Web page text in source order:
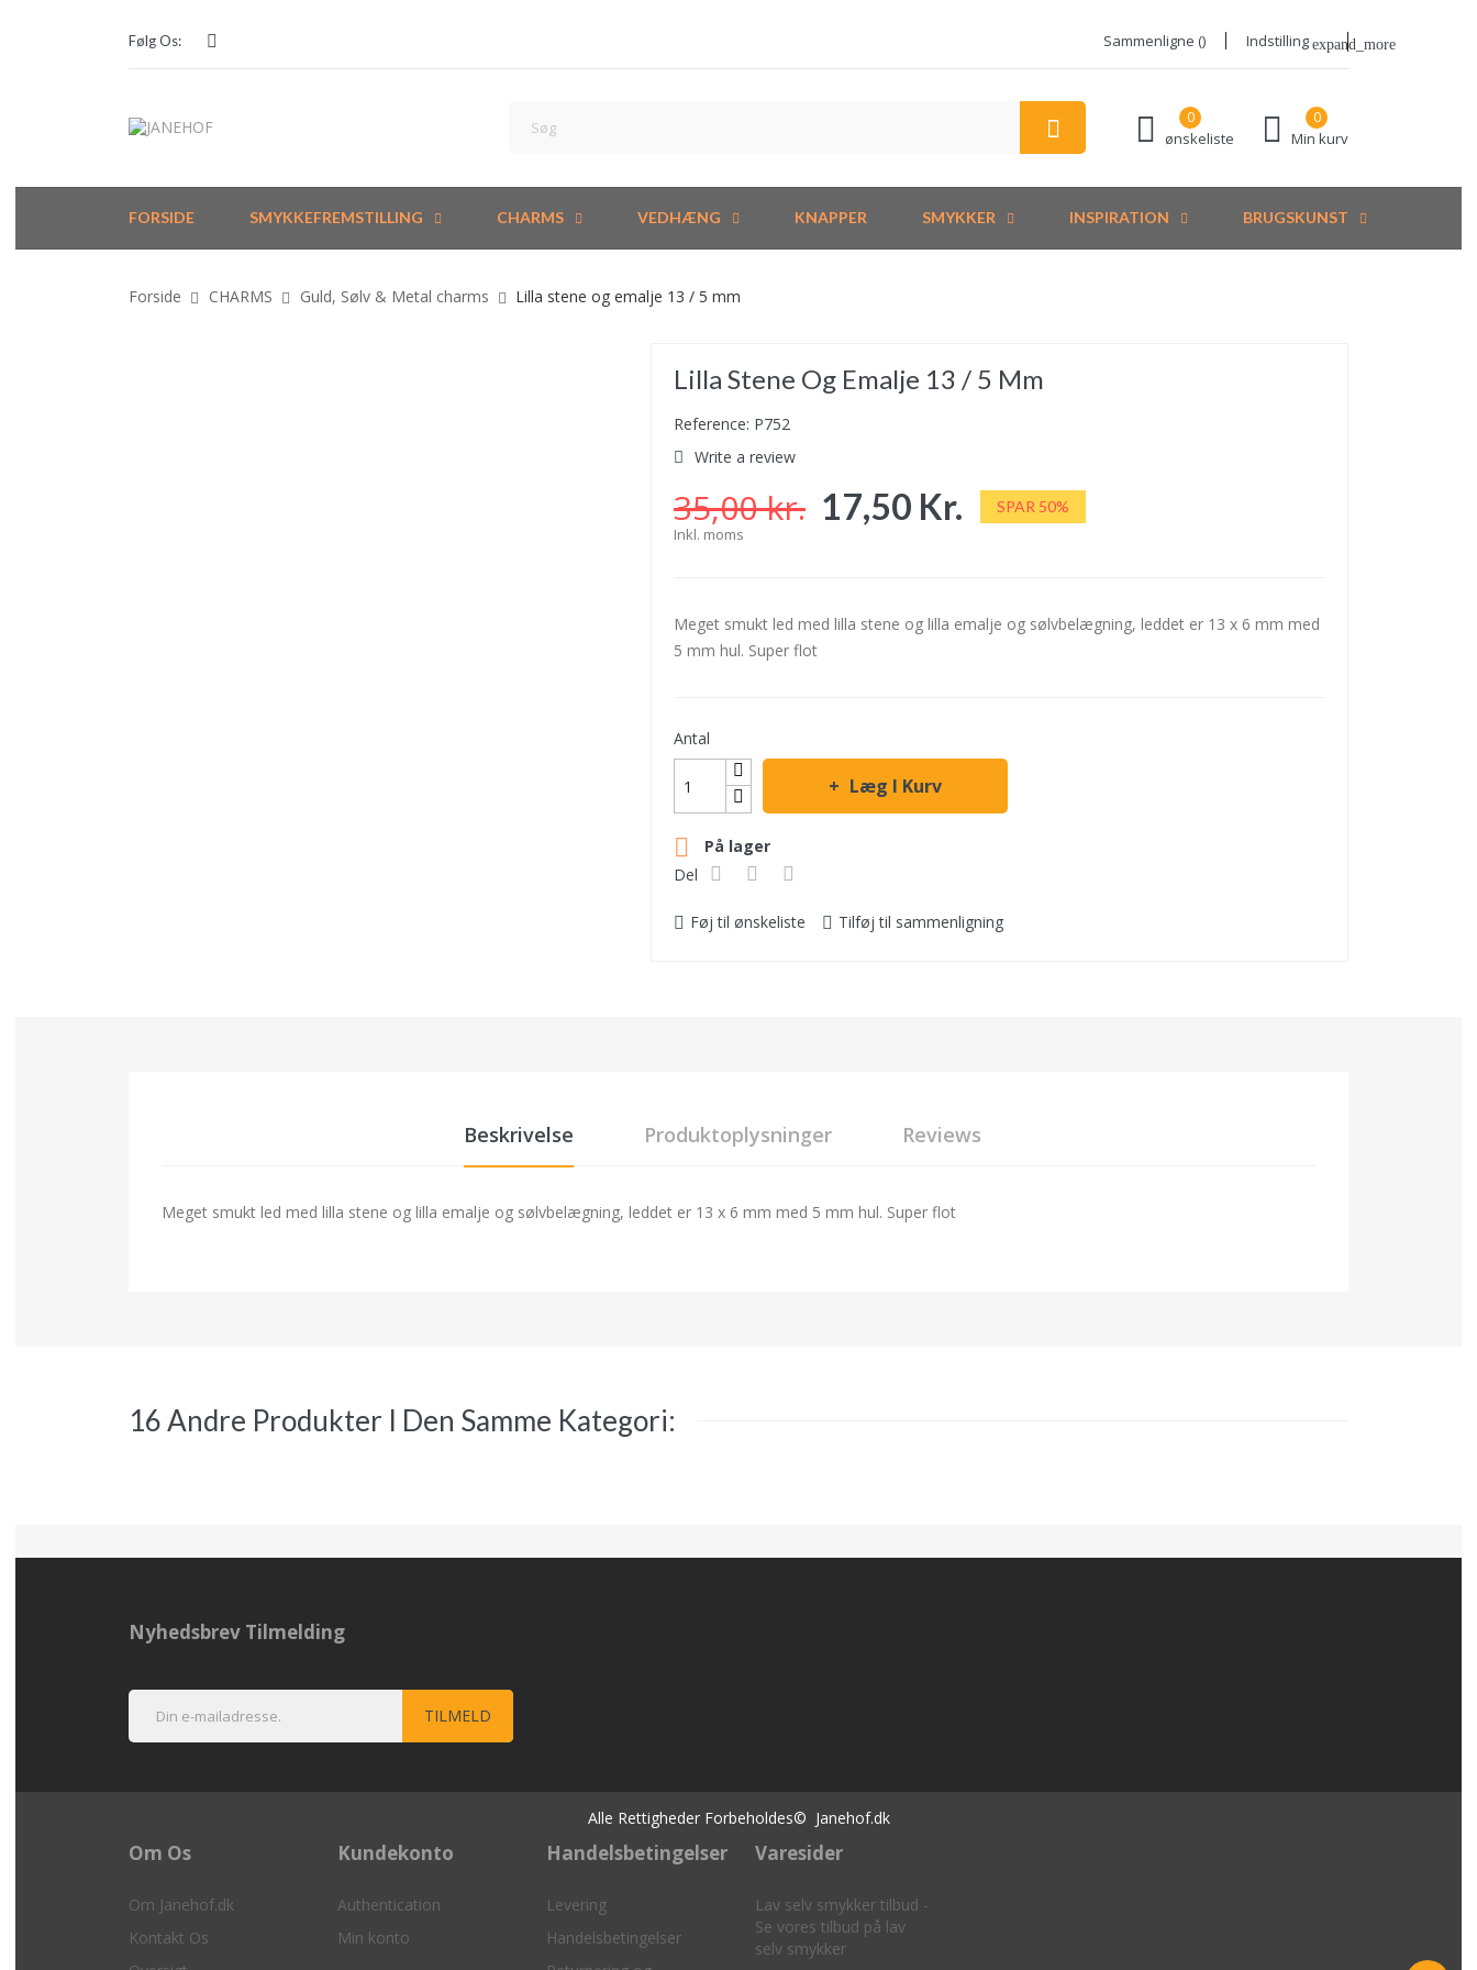
Indstilling expand_more
Sammenligne ()
Følg Os:
0
Min kurv
ønskeliste
0
FORSIDE SMYKKEFREMSTILLING CHARMS VEDHÆNG KNAPPER SMYKKER INSPIRATION BRUGSKUNST
Forside CHARMS Guld, Sølv & Metal charms Lilla stene og emalje 13 / 5 mm
Lilla Stene Og Emalje 13 / 5 Mm
Reference: P752
Write a review
35,00 kr. 17,50 Kr. SPAR 50%
Inkl. moms
Meget smukt led med lilla stene og lilla emalje og sølvbelægning, leddet er 13 x 6 mm med
5 mm hul. Super flot
Antal
Læg I Kurv

På lager
Del
Føj til ønskeliste Tilføj til sammenligning
Beskrivelse Produktoplysninger Reviews
Meget smukt led med lilla stene og lilla emalje og sølvbelægning, leddet er 13 x 6 mm med 5 mm hul. Super flot
16 Andre Produkter I Den Samme Kategori:
Nyhedsbrev Tilmelding
Alle Rettigheder Forbeholdes© Janehof.dk
Om Os
Om Janehof.dk
Kontakt Os
Kundekonto
Authentication
Min konto
Handelsbetingelser
Levering
Handelsbetingelser
Varesider
Lav selv smykker tilbud -
Se vores tilbud på lav
selv smykker